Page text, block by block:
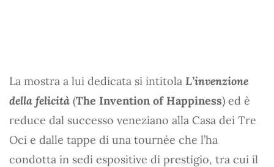
La mostra a lui dedicata si intitola L’invenzione
della felicità (The Invention of Happiness) ed è
reduce dal successo veneziano alla Casa dei Tre
Oci e dalle tappe di una tournée che l’ha
condotta in sedi espositive di prestigio, tra cui il